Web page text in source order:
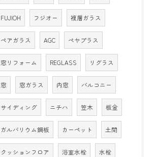
FUJIOH フジオー 複層ガラス
ペアガラス AGC ペヤプラス
窓リフォーム REGLASS リグラス
窓 窓ガラス 内窓 バルコニー
サイディング ニチハ 笠木 板金
ガルバリウム鋼板 カーペット 土間
クッションフロア 浴室水栓 水栓